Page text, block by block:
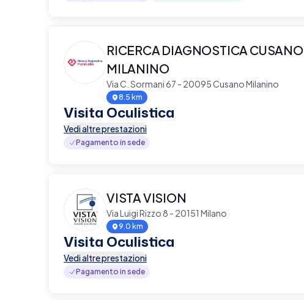
RICERCA DIAGNOSTICA CUSANO
MILANINO
Via C. Sormani 67 - 20095 Cusano Milanino
8.5 km
Visita Oculistica
Vedi altre prestazioni
Pagamento in sede
VISTA VISION
Via Luigi Rizzo 8 - 20151 Milano
9.0 km
Visita Oculistica
Vedi altre prestazioni
Pagamento in sede